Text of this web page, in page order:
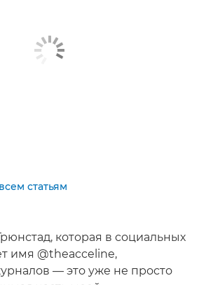
статьям
которая в социальных
имя @theacceline,
— это уже не просто